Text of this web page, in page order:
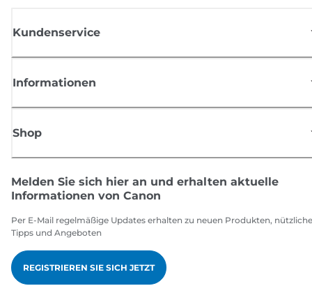
Kundenservice
Informationen
Shop
Melden Sie sich hier an und erhalten aktuelle
Informationen von Canon
Per E-Mail regelmäßige Updates erhalten zu neuen Produkten,
Tipps und Angeboten
REGISTRIEREN SIE SICH JETZT